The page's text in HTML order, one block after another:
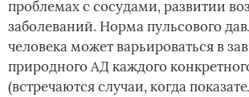
проблемах с сосудами, развитии
заболеваний. Норма пульсового
человека может варьироваться в
природного АД каждого
(встречаются случаи, когда